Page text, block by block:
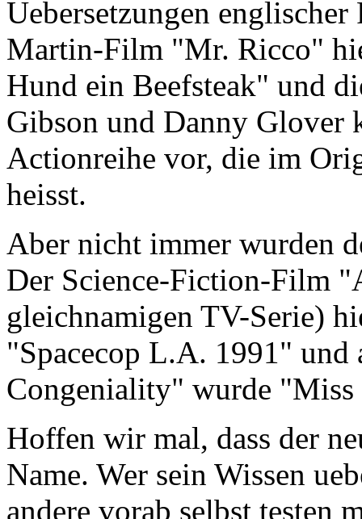
Uebersetzungen
Martin-Film "Mr. Ricco"
Hund ein Beefsteak" und
Gibson und Danny Glover
Actionreihe vor, die im
heisst.
Aber nicht immer wurden
Der Science-Fiction-Film
gleichnamigen TV-Serie)
"Spacecop L.A. 1991"
Congeniality" wurde
Hoffen wir mal, dass der
Name. Wer sein Wissen
andere vorab selbst testen